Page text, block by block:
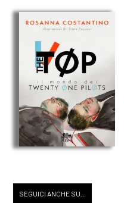
SEGUICI ANCHE SU...